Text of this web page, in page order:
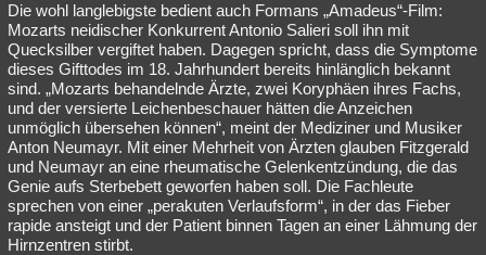
Die wohl langlebigste bedient auch Formans „Amadeus“-Film:
Mozarts neidischer Konkurrent Antonio Salieri soll ihn mit
Quecksilber vergiftet haben. Dagegen spricht, dass die Symptome
dieses Gifttodes im 18. Jahrhundert bereits hinlänglich bekannt
sind. „Mozarts behandelnde Ärzte, zwei Koryphäen ihres Fachs,
und der versierte Leichenbeschauer hätten die Anzeichen
unmöglich übersehen können“, meint der Mediziner und Musiker
Anton Neumayr. Mit einer Mehrheit von Ärzten glauben Fitzgerald
und Neumayr an eine rheumatische Gelenkentzündung, die das
Genie aufs Sterbebett geworfen haben soll. Die Fachleute
sprechen von einer „perakuten Verlaufsform“, in der das Fieber
rapide ansteigt und der Patient binnen Tagen an einer Lähmung der
Hirnzentren stirbt.